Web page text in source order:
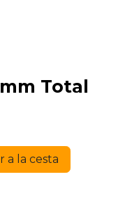
Total
a la cesta